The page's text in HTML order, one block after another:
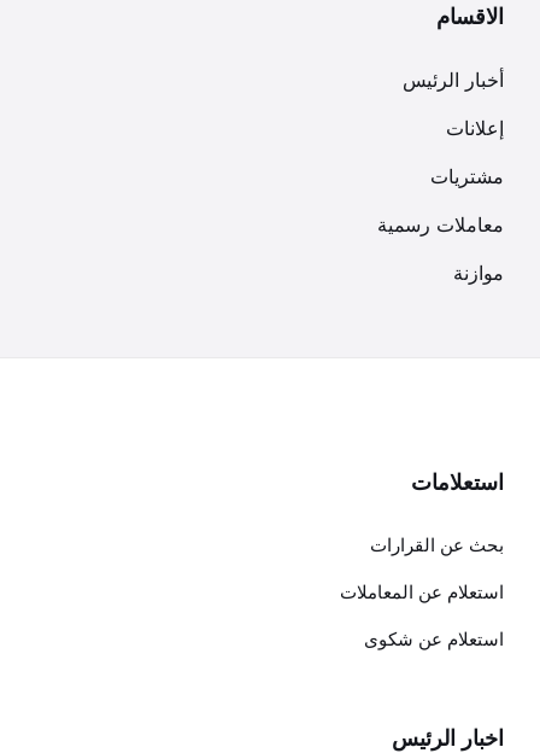
الاقسام
أخبار الرئيس
إعلانات
مشتريات
معاملات رسمية
موازنة
استعلامات
بحث عن القرارات
استعلام عن المعاملات
استعلام عن شكوى
اخبار الرئيس